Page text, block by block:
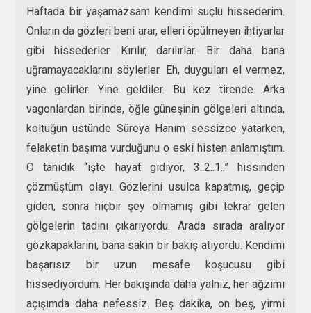
Haftada bir yaşamazsam kendimi suçlu hissederim.
Onların da gözleri beni arar, elleri öpülmeyen ihtiyarlar
gibi hissederler. Kırılır, darılırlar. Bir daha bana
uğramayacaklarını söylerler. Eh, duyguları el vermez,
yine gelirler. Yine geldiler. Bu kez tirende. Arka
vagonlardan birinde, öğle güneşinin gölgeleri altında,
koltuğun üstünde Süreya Hanım sessizce yatarken,
felaketin başıma vurduğunu o eski histen anlamıştım.
O tanıdık “işte hayat gidiyor, 3..2..1..” hissinden
çözmüştüm olayı. Gözlerini usulca kapatmış, geçip
giden, sonra hiçbir şey olmamış gibi tekrar gelen
gölgelerin tadını çıkarıyordu. Arada sırada aralıyor
gözkapaklarını, bana sakin bir bakış atıyordu. Kendimi
başarısız bir uzun mesafe koşucusu gibi
hissediyordum. Her bakışında daha yalnız, her ağzımı
açışımda daha nefessiz. Beş dakika, on beş, yirmi